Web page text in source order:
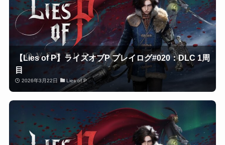
【Lies of P】ライズオブP プレイログ#020：DLC 1周
目
2026年3月22日 Lies of P